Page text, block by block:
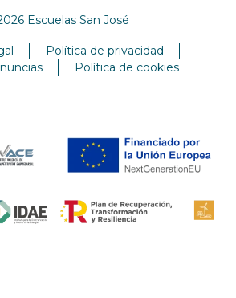
Escuelas San José
Política de privacidad
Política de cookies